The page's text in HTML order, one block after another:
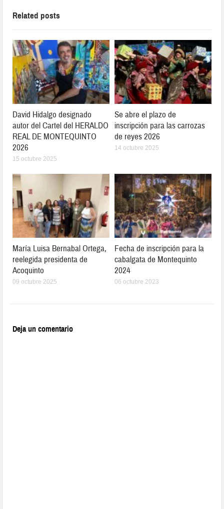
Related posts
David Hidalgo designado
autor del Cartel del HERALDO
REAL DE MONTEQUINTO
2026
15 octubre 2025
Se abre el plazo de
inscripción para las carrozas
de reyes 2026
14 octubre 2025
María Luisa Bernabal Ortega,
reelegida presidenta de
Acoquinto
09 octubre 2025
Fecha de inscripción para la
cabalgata de Montequinto
2024
06 octubre 2023
Deja un comentario